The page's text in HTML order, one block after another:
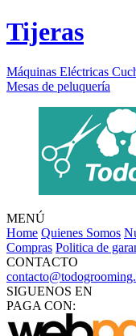
Tijeras
Máquinas Eléctricas
Mesas de peluquería
MENÚ
Home Quienes Somos
Compras Politica de
CONTACTO
SIGUENOS EN
PAGA CON: